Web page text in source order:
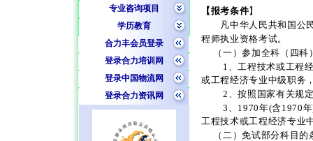
专业咨询项目
学历教育
合力丰会员登录
登录合力培训网
登录中国物流网
登录合力资讯网
【报考条件】
凡中华人民共和国公民
程师执业资格考试。
（一）参加全科（四
1
、工程技术或工程
或工程经济专业中级职务
2
、按照国家有关规
3
1970年(含1970年
工程技术或工程经济专业
（二）免试部分科目的